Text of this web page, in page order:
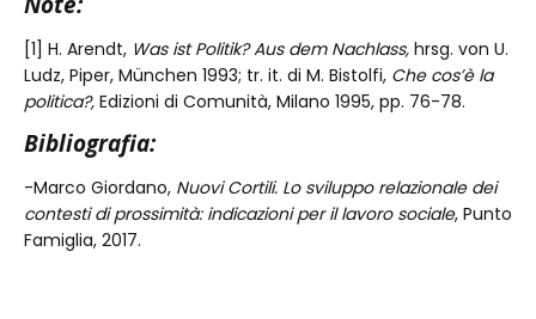
[1] H. Arendt, Was ist Politik? Aus dem Nachlass, hrsg. von U.
Ludz, Piper, München 1993; tr. it. di M. Bistolfi, Che cos’è la
politica?, Edizioni di Comunità, Milano 1995, pp. 76-78.
Bibliografia:
-Marco Giordano, Nuovi Cortili. Lo sviluppo relazionale dei
contesti di prossimità: indicazioni per il lavoro sociale, Punto
Famiglia, 2017.